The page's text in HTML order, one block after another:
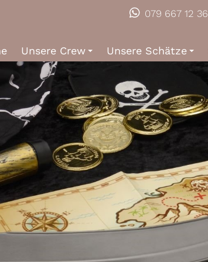
079 667 12 36
Unsere Crew Unsere Schätze